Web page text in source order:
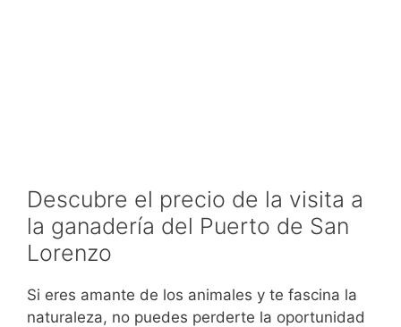
Descubre el precio de la visita a
la ganadería del Puerto de San
Lorenzo
Si eres amante de los animales y te fascina la
naturaleza, no puedes perderte la oportunidad